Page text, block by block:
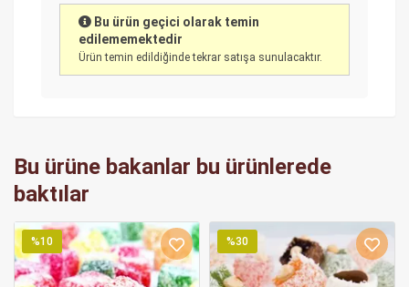
Bu ürün geçici olarak temin
edilememektedir
Ürün temin edildiğinde tekrar satışa sunulacaktır.
Bu ürüne bakanlar bu ürünlerede
baktılar
%10 %30